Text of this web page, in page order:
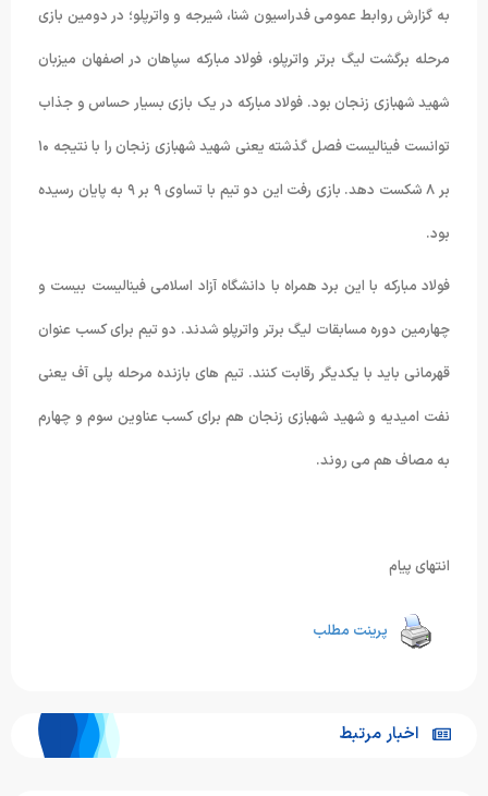
به گزارش روابط عمومی فدراسیون شنا، شیرجه و واترپلو؛ در دومین بازی
مرحله برگشت لیگ برتر واترپلو، فولاد مبارکه سپاهان در اصفهان میزبان
شهید شهبازی زنجان بود. فولاد مبارکه در یک بازی بسیار حساس و جذاب
توانست فینالیست فصل گذشته یعنی شهید شهبازی زنجان را با نتیجه ۱۰
بر ۸ شکست دهد. بازی رفت این دو تیم با تساوی ۹ بر ۹ به پایان رسیده
بود.
فولاد مبارکه با این برد همراه با دانشگاه آزاد اسلامی فینالیست بیست و
چهارمین دوره مسابقات لیگ برتر واترپلو شدند. دو تیم برای کسب عنوان
قهرمانی باید با یکدیگر رقابت کنند. تیم های بازنده مرحله پلی آف یعنی
نفت امیدیه و شهید شهبازی زنجان هم برای کسب عناوین سوم و چهارم
به مصاف هم می روند.
انتهای پیام
پرینت مطلب
اخبار مرتبط